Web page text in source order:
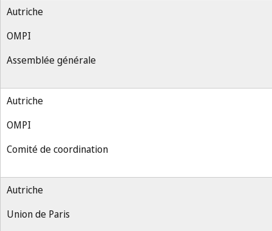
Autriche
OMPI
Assemblée générale
Autriche
OMPI
Comité de coordination
Autriche
Union de Paris